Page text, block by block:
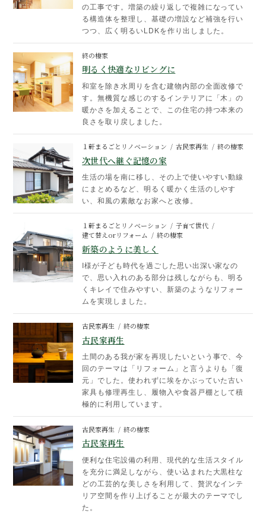
の工事です。増築の繰り返しで複雑になってい
る構造体を整理し、基礎の増設など補強を行い
つつ、広く明るいLDKを作り出しました。
終の棲家
明るく快適なリビングに
和室を除き水周りを含む建物内部の全面改修で
す。無機質な感じのするインテリアに「木」の
暖かさを加えることで、この住宅の持つ本来の
良さを取り戻しました。
１軒まるごとリノベーション 古民家再生 終の棲家
次世代へ継ぐ記憶の家
生活の場を南に移し、その上で使いやすい動線
にまとめるなど、明るく暖かく生活のしやす
い、和風の素敵なお家へと改修。
１軒まるごとリノベーション
子育て世代
建て替えorリフォーム
終の棲家
新築のように美しく
I様が子ども時代を過ごした思い出深い家なの
で、思い入れのある部分は残しながらも、明る
くキレイで住みやすい、新築のようなリフォー
ムを実現しました。
古民家再生 終の棲家
古民家再生
土間のある我が家を再現したいという事で、今
回のテーマは「リフォーム」と言うよりも「復
元」でした。使われずに埃をかぶっていた古い
家具も修理再生し、履物入や食器戸棚として積
極的に利用しています。
古民家再生 終の棲家
古民家再生
便利な住宅設備の利用、現代的な生活スタイル
を充分に満足しながら、使い込まれた大黒柱な
どの工芸的な美しさを利用して、贅沢なインテ
リア空間を作り上げることが最大のテーマでし
た。